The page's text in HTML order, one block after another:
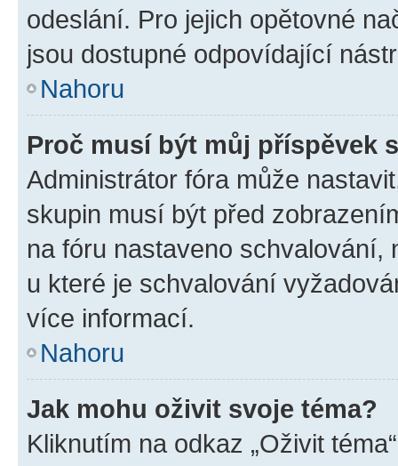
odeslání. Pro jejich opětovné
jsou dostupné odpovídající
Nahoru
Proč musí být můj příspěvek
Administrátor fóra může
skupin musí být před
na fóru nastaveno schvalování,
u které je schvalování
více informací.
Nahoru
Jak mohu oživit svoje téma?
Kliknutím na odkaz „Oživit